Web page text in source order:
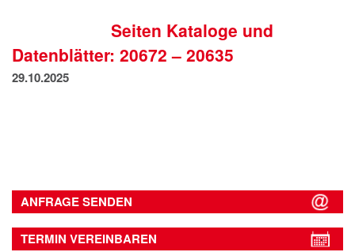
DATENSCHUTZSeiten Kataloge und
Datenblätter: 20672 – 20635
29.10.2025
ANFRAGE SENDEN
TERMIN VEREINBAREN